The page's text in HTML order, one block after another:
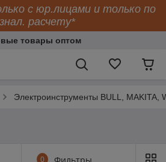
с юр.лицами и только по
расчету*
товары оптом
Электроинструменты BULL,
0